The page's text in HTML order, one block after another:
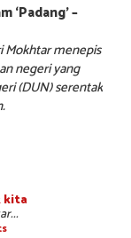
‘Padang’ –
Mokhtar menepis
negeri yang
(DUN) serentak
kita